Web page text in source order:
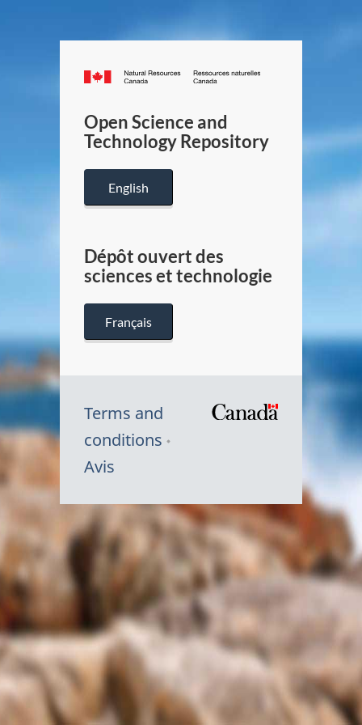
Canada.ca
/
Canada
Open Science and
Technology Repository
English
Dépôt ouvert des
sciences et technologie
Français
Terms and
conditions
Avis
Symbole
du
Canada